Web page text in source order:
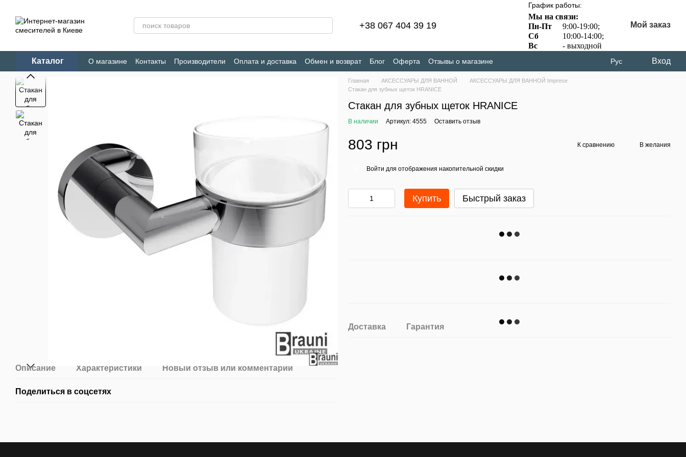
+38 067 404 39 19
График работы:
Мы на связи:
Пн-Пт
9:00-19:00;
Сб
10:00-14:00;
Вс
- выходной
Мой заказ
Каталог О магазине Контакты Производители Оплата и доставка Обмен и возврат Блог Оферта
Отзывы о магазине
Конфиденциальность
Рус Вход
Описание Характеристики Новый отзыв или комментарий
Поделиться в соцсетях
Главная АКСЕССУАРЫ ДЛЯ ВАННОЙ
АКСЕССУАРЫ ДЛЯ ВАННОЙ Imprese
Стакан для зубных щеток HRANICE
Стакан для зубных щеток HRANICE
В наличии Артикул: 4555 Оставить отзыв
803 грн К сравнению В желания
Войти для отображения накопительной скидки
Купить Быстрый заказ
Доставка Гарантия